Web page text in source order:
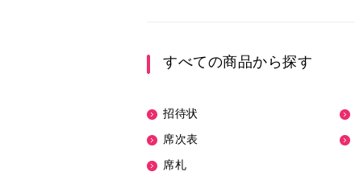
すべての商品から探す
招待状
席次表
席札